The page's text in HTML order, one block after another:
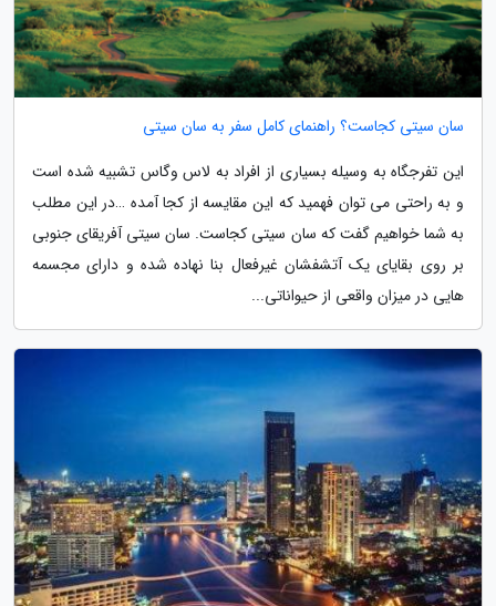
سان سیتی کجاست؟ راهنمای کامل سفر به سان سیتی
این تفرجگاه به وسیله بسیاری از افراد به لاس وگاس تشبیه شده است
و به راحتی می توان فهمید که این مقایسه از کجا آمده …در این مطلب
به شما خواهیم گفت که سان سیتی کجاست. سان سیتی آفریقای جنوبی
بر روی بقایای یک آتشفشان غیرفعال بنا نهاده شده و دارای مجسمه
هایی در میزان واقعی از حیواناتی...